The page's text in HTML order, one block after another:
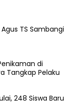
TS Sambangi
di
Tangkap Pelaku
248 Siswa Baru